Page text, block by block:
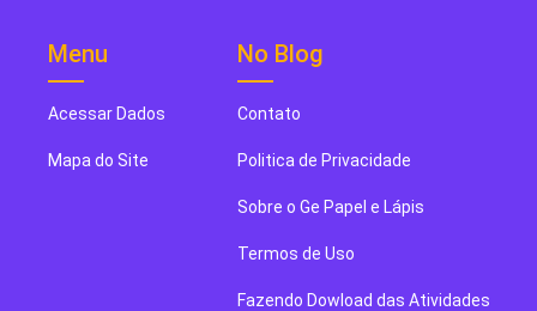
Menu
Acessar Dados
Mapa do Site
No Blog
Contato
Politica de Privacidade
Sobre o Ge Papel e Lápis
Termos de Uso
Fazendo Dowload das Atividades